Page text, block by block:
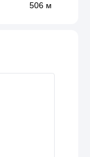
506 м
522 м